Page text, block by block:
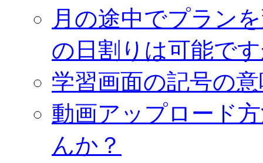
月の途中でプラン
の日割りは可能で
学習画面の記号の
動画アップロード
んか？